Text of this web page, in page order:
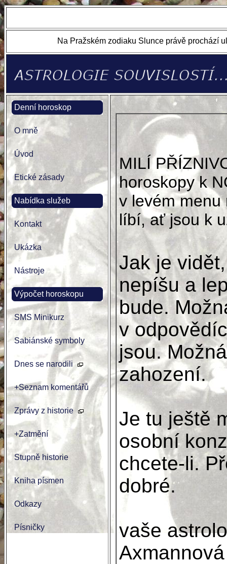
Na Pražském zodiaku Slunce právě prochází
Denní horoskop
O mně
Úvod
Etické zásady
Nabídka služeb
Kontakt
Ukázka
Nástroje
Výpočet horoskopu
SMS Minikurz
Sabiánské symboly
Dnes se narodili
+Seznam komentářů
Zprávy z historie
+Zatmění
Stupně historie
Kniha písmen
Odkazy
Písničky
MILÍ
horoskopy k
v levém menu
líbí, ať jsou k
Jak je
nepíšu a
bude.
v
jsou.
zahození.
Je tu ještě
osobní
chcete-li.
dobré.
vaše
Axmannová